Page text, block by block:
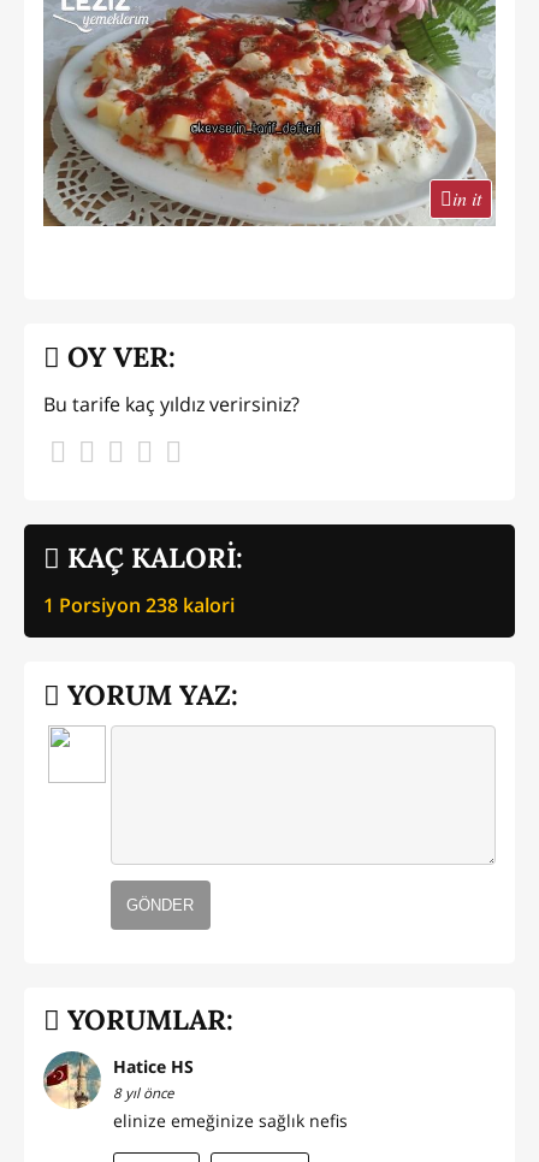
in it
KAÇ KALORİ:
1 Porsiyon 238 kalori
OY VER:
Bu tarife kaç yıldız verirsiniz?
YORUM YAZ:
GÖNDER
YORUMLAR:
Hatice HS
8 yıl önce
elinize emeğinize sağlık nefis